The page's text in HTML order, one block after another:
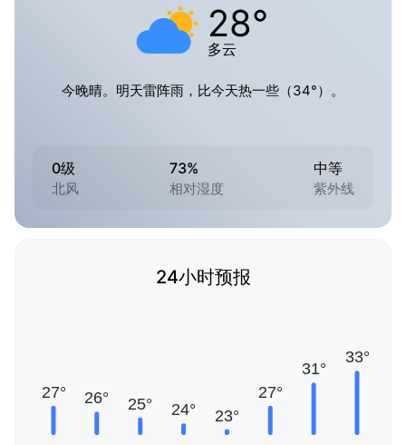
28°
多云
今晚晴。明天雷阵雨，比今天热一些（34°）。
0级
北风
73%
相对湿度
中等
紫外线
24小时预报